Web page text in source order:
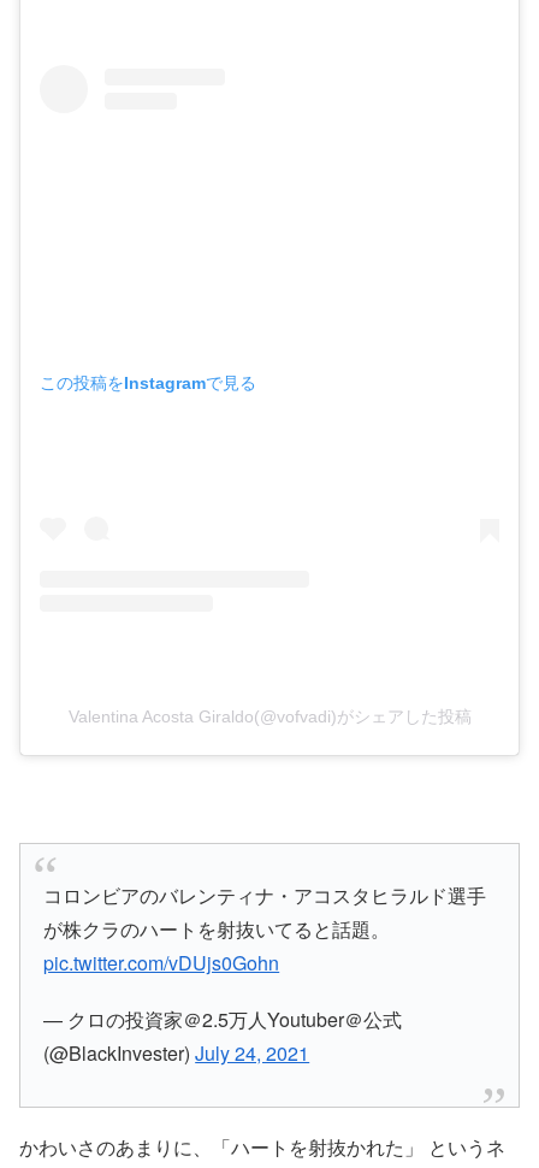
この投稿をInstagramで見る
Valentina Acosta Giraldo(@vofvadi)がシェアした投稿
コロンビアのバレンティナ・アコスタヒラルド選手
が株クラのハートを射抜いてると話題。
pic.twitter.com/vDUjs0Gohn
— クロの投資家＠2.5万人Youtuber＠公式
(@BlackInvester)July 24, 2021
かわいさのあまりに、「ハートを射抜かれた」 というネ